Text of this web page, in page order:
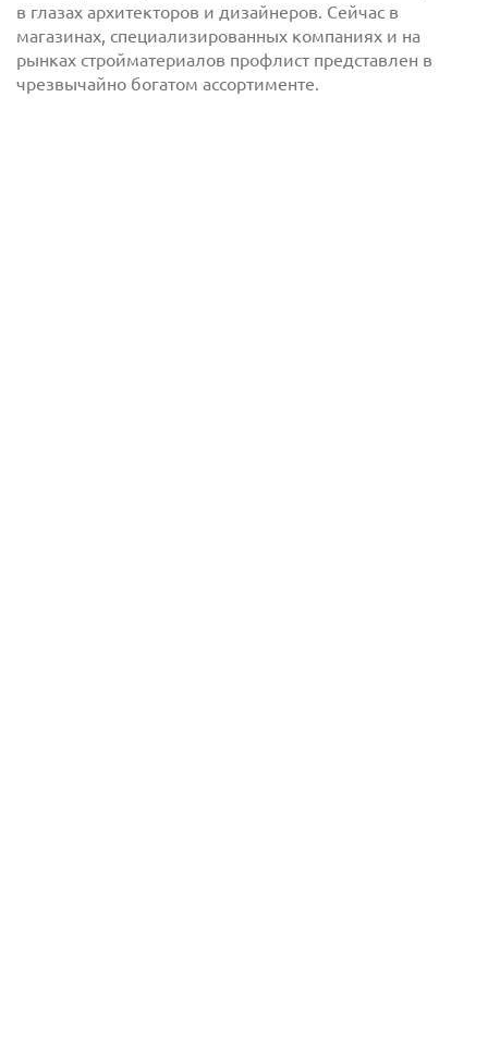
в глазах архитекторов и дизайнеров. Сейчас в
магазинах, специализированных компаниях и на
рынках стройматериалов профлист представлен в
чрезвычайно богатом ассортименте.